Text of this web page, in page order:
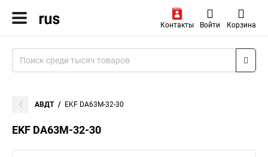
Контакты Войти Корзина
АВДТ EKF DA63M-32-30
EKF DA63M-32-30